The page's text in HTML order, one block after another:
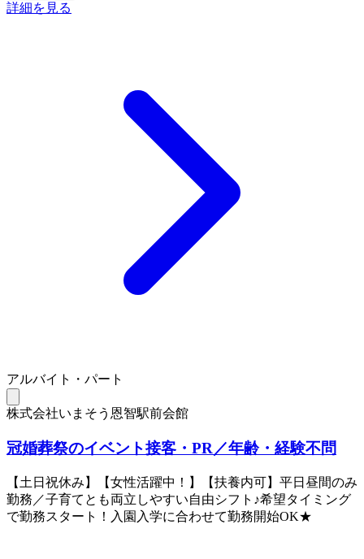
詳細を見る
アルバイト・パート
株式会社いまそう恩智駅前会館
冠婚葬祭のイベント接客・PR／年齢・経験不問
【土日祝休み】【女性活躍中！】【扶養内可】平日昼間のみ
勤務／子育てとも両立しやすい自由シフト♪希望タイミング
で勤務スタート！入園入学に合わせて勤務開始OK★